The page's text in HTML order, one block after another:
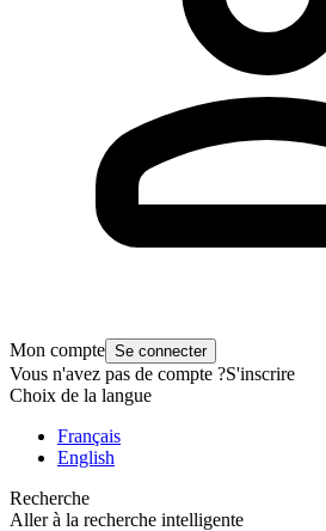
Mon compte Se connecter
Vous n'avez pas de compte ?S'inscrire
Choix de la langue
Français
English
Recherche
Aller à la recherche intelligente